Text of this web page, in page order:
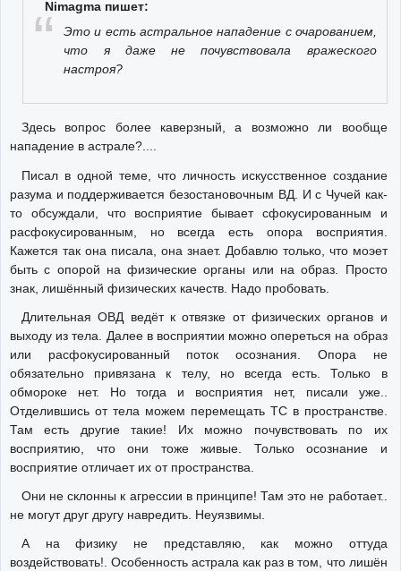
Nimagma пишет:
Это и есть астральное нападение с очарованием,
что я даже не почувствовала вражеского
настроя?
Здесь вопрос более каверзный, а возможно ли вообще
нападение в астрале?....
Писал в одной теме, что личность искусственное создание
разума и поддерживается безостановочным ВД. И с Чучей как-
то обсуждали, что восприятие бывает сфокусированным и
расфокусированным, но всегда есть опора восприятия.
Кажется так она писала, она знает. Добавлю только, что моэет
быть с опорой на физические органы или на образ. Просто
знак, лишённый физических качеств. Надо пробовать.
Длительная ОВД ведёт к отвязке от физических органов и
выходу из тела. Далее в восприятии можно опереться на образ
или расфокусированный поток осознания. Опора не
обязательно привязана к телу, но всегда есть. Только в
обмороке нет. Но тогда и восприятия нет, писали уже..
Отделившись от тела можем перемещать ТС в пространстве.
Там есть другие такие! Их можно почувствовать по их
восприятию, что они тоже живые. Только осознание и
восприятие отличает их от пространства.
Они не склонны к агрессии в принципе! Там это не работает..
не могут друг другу навредить. Неуязвимы.
А на физику не представляю, как можно оттуда
воздействовать!. Особенность астрала как раз в том, что лишён